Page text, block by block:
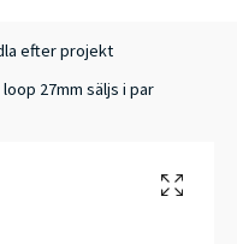
efter projekt
27mm säljs i par